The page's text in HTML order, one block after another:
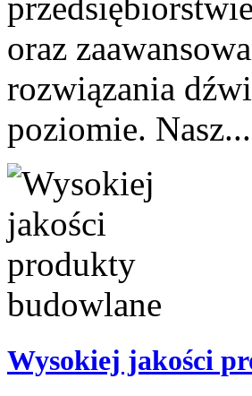
oraz
rozwiązania
poziomie. Nasz...
Wysokiej jakości